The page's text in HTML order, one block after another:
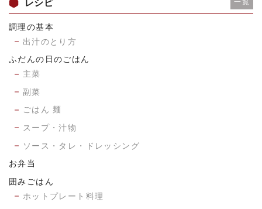
レシピ 一覧
調理の基本
出汁のとり方
ふだんの日のごはん
主菜
副菜
ごはん 麺
スープ・汁物
ソース・タレ・ドレッシング
お弁当
囲みごはん
ホットプレート料理